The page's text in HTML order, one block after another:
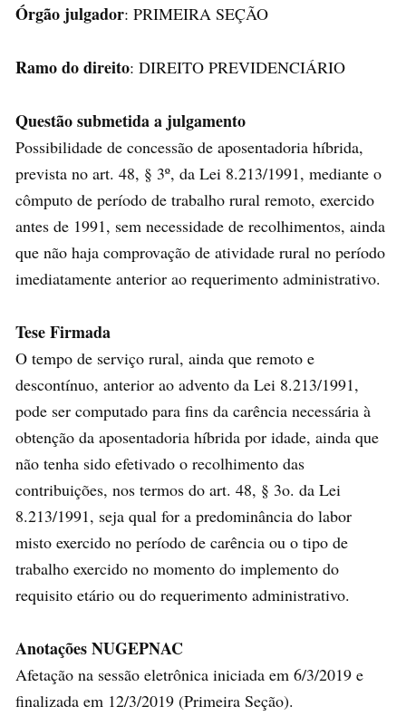
Órgão julgador: PRIMEIRA SEÇÃO
Ramo do direito: DIREITO PREVIDENCIÁRIO
Questão submetida a julgamento
Possibilidade de concessão de aposentadoria híbrida,
prevista no art. 48, § 3º, da Lei 8.213/1991, mediante o
cômputo de período de trabalho rural remoto, exercido
antes de 1991, sem necessidade de recolhimentos, ainda
que não haja comprovação de atividade rural no período
imediatamente anterior ao requerimento administrativo.
Tese Firmada
O tempo de serviço rural, ainda que remoto e
descontínuo, anterior ao advento da Lei 8.213/1991,
pode ser computado para fins da carência necessária à
obtenção da aposentadoria híbrida por idade, ainda que
não tenha sido efetivado o recolhimento das
contribuições, nos termos do art. 48, § 3o. da Lei
8.213/1991, seja qual for a predominância do labor
misto exercido no período de carência ou o tipo de
trabalho exercido no momento do implemento do
requisito etário ou do requerimento administrativo.
Anotações NUGEPNAC
Afetação na sessão eletrônica iniciada em 6/3/2019 e
finalizada em 12/3/2019 (Primeira Seção).